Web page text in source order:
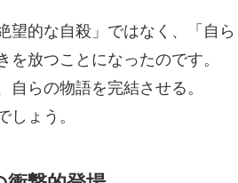
望的な自殺」ではなく、「自ら
放つことになったのです。
らの物語を完結させる。
ょう。